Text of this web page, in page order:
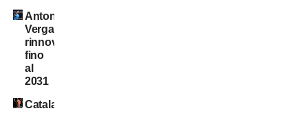
Antonio
Vergara,
rinnovo
fino
al
2031
Catalano